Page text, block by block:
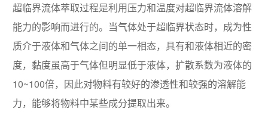
超临界流体萃取过程是利用压力和温度对超临界流体溶解
能力的影响而进行的。当气体处于超临界状态时，成为性
质介于液体和气体之间的单一相态，具有和液体相近的密
度，黏度虽高于气体但明显低于液体，扩散系数为液体的
10~100倍，因此对物料有较好的渗透性和较强的溶解能
力，能够将物料中某些成分提取出来。